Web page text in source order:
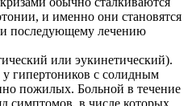
и именно они становятся
и последующему лечению
или эукинетический).
у гипертоников с солидным
пожилых. Больной в течение
симптомов, в числе которых